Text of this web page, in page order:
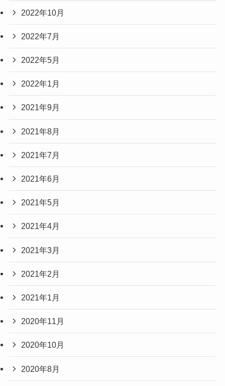
2022年10月
2022年7月
2022年5月
2022年1月
2021年9月
2021年8月
2021年7月
2021年6月
2021年5月
2021年4月
2021年3月
2021年2月
2021年1月
2020年11月
2020年10月
2020年8月